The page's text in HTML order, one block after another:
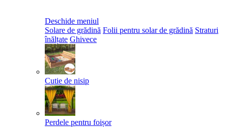
Deschide meniul
Solare de grădină Folii pentru solar de grădină Straturi
înălțate Ghivece
Cutie de nisip
Perdele pentru foișor